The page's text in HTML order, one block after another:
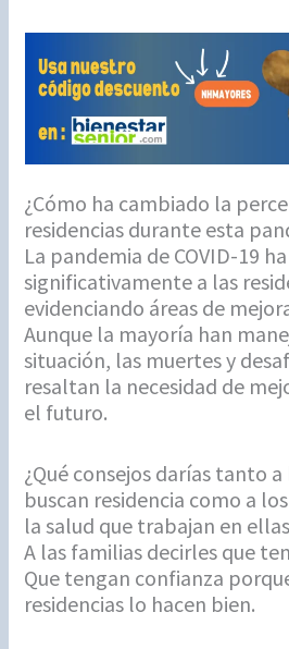
¿Cómo ha cambiado la
residencias durante esta
La pandemia de COVID-19
significativamente a las
evidenciando áreas de
Aunque la mayoría han
situación, las muertes y
resaltan la necesidad de
el futuro.
¿Qué consejos darías tanto
buscan residencia como a
la salud que trabajan en
A las familias decirles que
Que tengan confianza
residencias lo hacen bien.